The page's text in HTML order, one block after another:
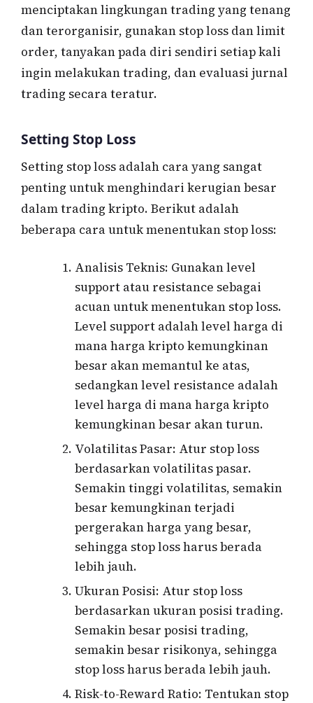
menciptakan lingkungan trading yang tenang
dan terorganisir, gunakan stop loss dan limit
order, tanyakan pada diri sendiri setiap kali
ingin melakukan trading, dan evaluasi jurnal
trading secara teratur.
Setting Stop Loss
Setting stop loss adalah cara yang sangat
penting untuk menghindari kerugian besar
dalam trading kripto. Berikut adalah
beberapa cara untuk menentukan stop loss:
Analisis Teknis: Gunakan level
support atau resistance sebagai
acuan untuk menentukan stop loss.
Level support adalah level harga di
mana harga kripto kemungkinan
besar akan memantul ke atas,
sedangkan level resistance adalah
level harga di mana harga kripto
kemungkinan besar akan turun.
Volatilitas Pasar: Atur stop loss
berdasarkan volatilitas pasar.
Semakin tinggi volatilitas, semakin
besar kemungkinan terjadi
pergerakan harga yang besar,
sehingga stop loss harus berada
lebih jauh.
Ukuran Posisi: Atur stop loss
berdasarkan ukuran posisi trading.
Semakin besar posisi trading,
semakin besar risikonya, sehingga
stop loss harus berada lebih jauh.
Risk-to-Reward Ratio: Tentukan stop